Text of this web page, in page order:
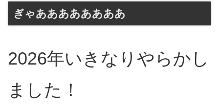
ぎゃああああああああ
2026年いきなりやらかし
ました！